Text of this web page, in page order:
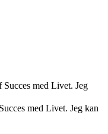
Succes med Livet. Jeg
med Livet. Jeg kan